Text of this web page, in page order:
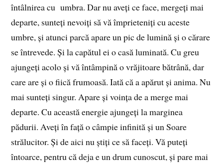
întâlnirea cu umbra. Dar nu aveți ce face, mergeți mai
departe, sunteți nevoiți să vă împrieteniți cu aceste
umbre, și atunci parcă apare un pic de lumină și o cărare
se întrevede. Și la capătul ei o casă luminată. Cu greu
ajungeți acolo și vă întâmpină o vrăjitoare bătrână, dar
care are și o fiică frumoasă. Iată că a apărut și anima. Nu
mai sunteți singur. Apare și voința de a merge mai
departe. Cu această energie ajungeți la marginea
pădurii. Aveți în față o câmpie infinită și un Soare
strălucitor. Și de aici nu știți ce să faceți. Vă puteți
întoarce, pentru că deja e un drum cunoscut, și pare mai